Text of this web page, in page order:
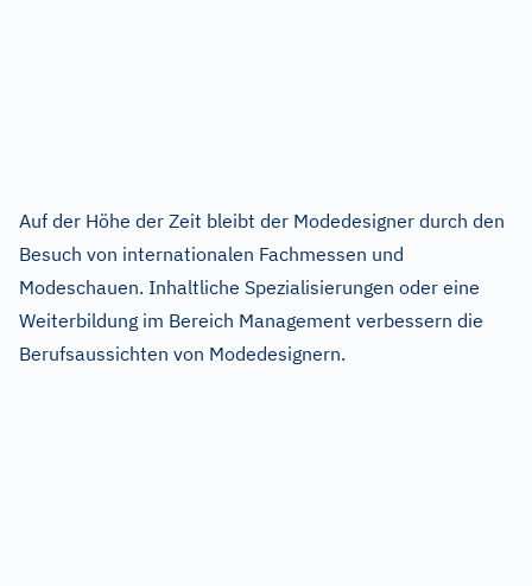
Auf der Höhe der Zeit bleibt der Modedesigner durch den
Besuch von internationalen Fachmessen und
Modeschauen. Inhaltliche Spezialisierungen oder eine
Weiterbildung im Bereich Management verbessern die
Berufsaussichten von Modedesignern.